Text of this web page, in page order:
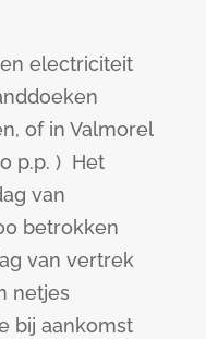
electriciteit
of in Valmorel
p.p. ) Het
van
betrokken
van vertrek
netjes
bij aankomst